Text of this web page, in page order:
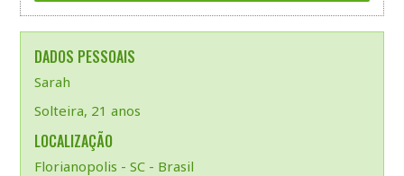
DADOS PESSOAIS
Sarah
Solteira, 21 anos
LOCALIZAÇÃO
Florianopolis - SC - Brasil